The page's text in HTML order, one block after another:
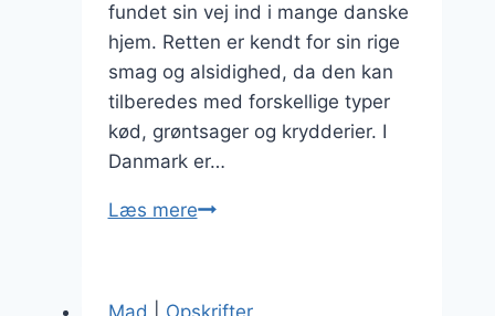
fundet sin vej ind i mange danske
hjem. Retten er kendt for sin rige
smag og alsidighed, da den kan
tilberedes med forskellige typer
kød, grøntsager og krydderier. I
Danmark er…
Læs merePaprikagryde
kyllingebryst
Mad Opskrifter